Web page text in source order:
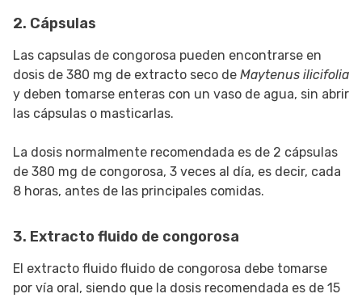
2. Cápsulas
Las capsulas de congorosa pueden encontrarse en
dosis de 380 mg de extracto seco de Maytenus ilicifolia
y deben tomarse enteras con un vaso de agua, sin abrir
las cápsulas o masticarlas.
La dosis normalmente recomendada es de 2 cápsulas
de 380 mg de congorosa, 3 veces al día, es decir, cada
8 horas, antes de las principales comidas.
3. Extracto fluido de congorosa
El extracto fluido fluido de congorosa debe tomarse
por vía oral, siendo que la dosis recomendada es de 15